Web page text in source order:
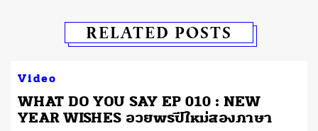
RELATED POSTS
Video
WHAT DO YOU SAY EP 010 : NEW
YEAR WISHES อวยพรปีใหม่สองภาษา